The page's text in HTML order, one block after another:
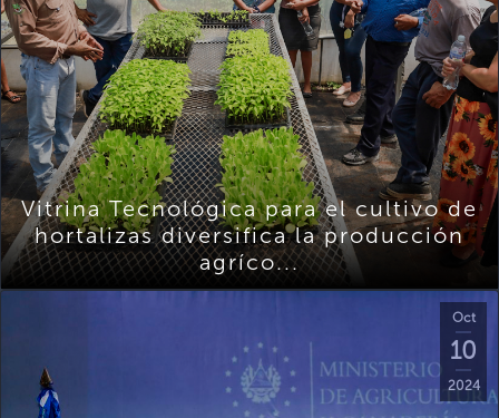
Vitrina Tecnológica para el cultivo de
hortalizas diversifica la producción
agríco...
Oct
10
2024